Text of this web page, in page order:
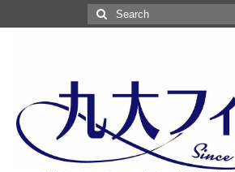
Search
for: